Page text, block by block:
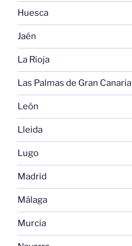
Huesca
Jaén
La Rioja
Las Palmas de Gran Canaria
León
Lleida
Lugo
Madrid
Málaga
Murcia